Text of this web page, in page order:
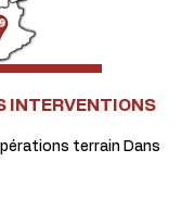
INTERVENTIONS
terrain Dans